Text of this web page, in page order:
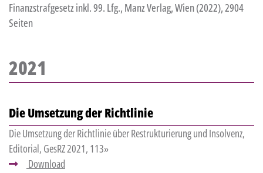
Finanzstrafgesetz inkl. 99. Lfg., Manz Verlag, Wien (2022), 2904
Seiten
2021
Die Umsetzung der Richtlinie
Die Umsetzung der Richtlinie über Restrukturierung und Insolvenz,
Editorial, GesRZ 2021, 113»
Download